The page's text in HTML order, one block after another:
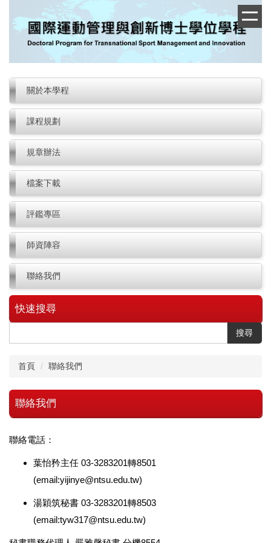
到
區
關於本學程
課程規劃
規章辦法
檔案下載
評鑑專區
師資陣容
聯絡我們
快速搜尋
搜尋
首頁 聯絡我們
聯絡我們
聯絡電話：
葉怡矜主任 03-3283201轉8501
(email:yijinye@ntsu.edu.tw)
湯穎筑秘書 03-3283201轉8503
(email:tyw317@ntsu.edu.tw)